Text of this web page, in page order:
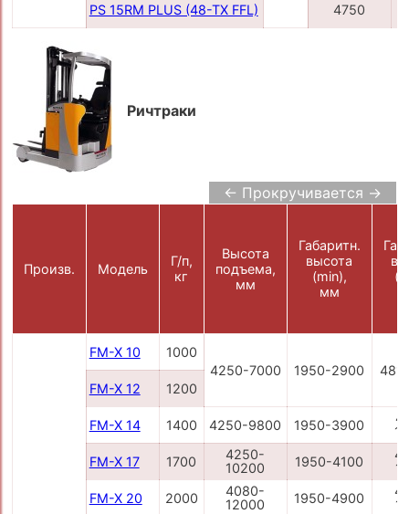
PS 15RM PLUS (48-TX FFL) 4750
Ричтраки
← Прокручивается →
Произв. Модель
Г/п,
кг
Высота
подъема,
мм
Габаритн.
высота
(min),
мм
FM-X 10
1000
4250-7000
1950-2900
FM-X 12
1200
FM-X 14 1400 4250-9800 1950-3900
FM-X 17
1700
4250-
10200
1950-4100
FM-X 20
2000
4080-
12000
1950-4900